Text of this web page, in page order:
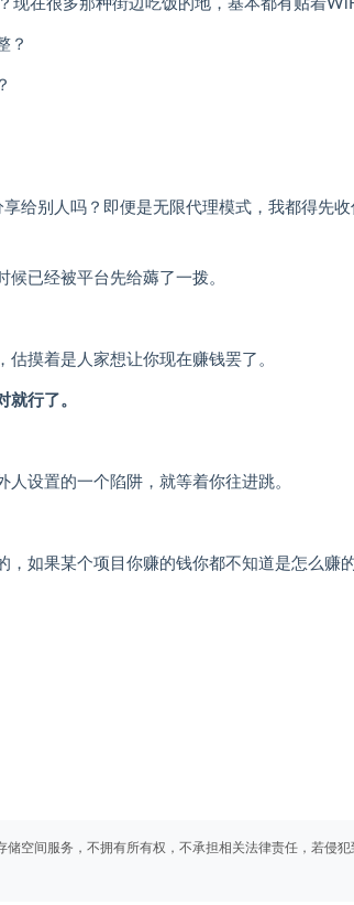
在很多那种街边吃饭的地，基本都有贴着
？
给别人吗？即便是无限代理模式，我都得先
已经被平台先给薅了一拨。
摸着是人家想让你现在赚钱罢了。
就行了。
设置的一个陷阱，就等着你往进跳。
如果某个项目你赚的钱你都不知道是怎么赚
空间服务，不拥有所有权，不承担相关法律责任，若侵犯